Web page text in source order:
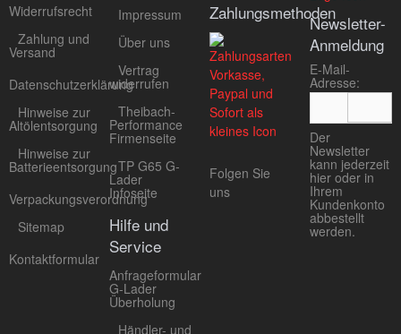
Widerrufsrecht
Zahlung und
Versand
Datenschutzerklärung
Hinweise zur
Altölentsorgung
Hinweise zur
Batterieentsorgung
Verpackungsverordnung
Sitemap
Kontaktformular
Impressum
Über uns
Vertrag
widerrufen
Theibach-
Performance
Firmenseite
TP G65 G-
Lader
Infoseite
Hilfe und
Service
Anfrageformular
G-Lader
Überholung
Händler- und
Zahlungsmethoden
Folgen Sie
uns
Newsletter-
Anmeldung
E-Mail-
Adresse:
Der
Newsletter
kann jederzeit
hier oder in
Ihrem
Kundenkonto
abbestellt
werden.